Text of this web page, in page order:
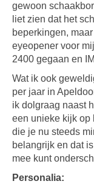
gewoon
liet zien dat het
beperkingen,
eyeopener voor
2400 gegaan en
Wat ik ook
per jaar in
ik dolgraag naast
een unieke kijk op
die je nu steeds
belangrijk en dat
mee kunt
Personalia: